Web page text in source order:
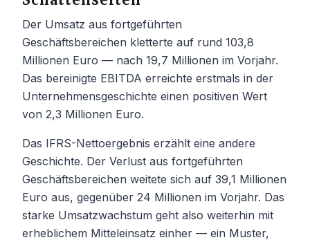
Der Umsatz aus fortgeführten
Geschäftsbereichen kletterte auf rund 103,8
Millionen Euro — nach 19,7 Millionen im Vorjahr.
Das bereinigte EBITDA erreichte erstmals in der
Unternehmensgeschichte einen positiven Wert
von 2,3 Millionen Euro.
Das IFRS-Nettoergebnis erzählt eine andere
Geschichte. Der Verlust aus fortgeführten
Geschäftsbereichen weitete sich auf 39,1 Millionen
Euro aus, gegenüber 24 Millionen im Vorjahr. Das
starke Umsatzwachstum geht also weiterhin mit
erheblichem Mitteleinsatz einher — ein Muster,